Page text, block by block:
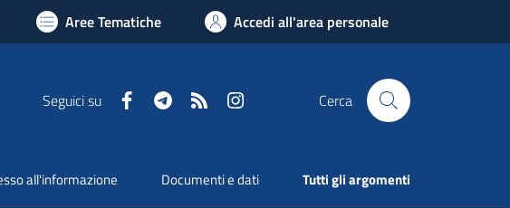
Aree Tematiche Accedi all'area personale
Seguici su FacebookTelegramRSS Cerca
all'informazione Documenti e dati Tutti gli argomenti